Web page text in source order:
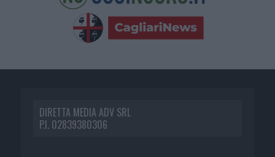
DIRETTA MEDIA ADV SRL
P.I. 02839380306